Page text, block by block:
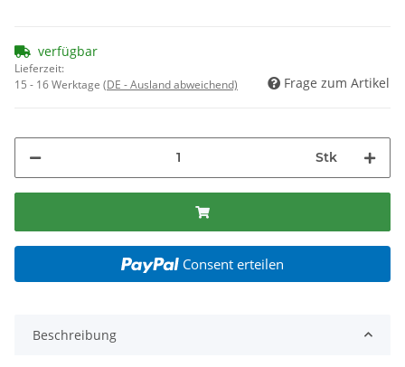
verfügbar
Lieferzeit:
15 - 16 Werktage (DE - Ausland abweichend) Frage zum Artikel
Stk
Consent erteilen
Beschreibung